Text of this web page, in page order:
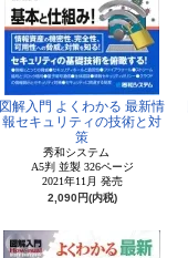
図解入門 よくわかる 最新情
報セキュリティの技術と対
策
秀和システム
A5判 並製 326ページ
2021年11月 発売
2,090円(内税)